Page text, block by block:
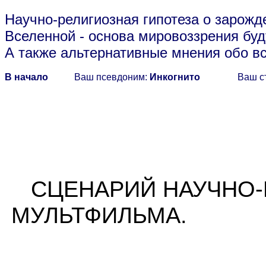
Научно-религиозная гипотеза о
Вселенной - основа мировоззрения
А также альтернативные мнения обо
В начало Ваш псевдоним: Инкогнито Ваш
СЦЕНАРИЙ
МУЛЬТФИЛЬМА.